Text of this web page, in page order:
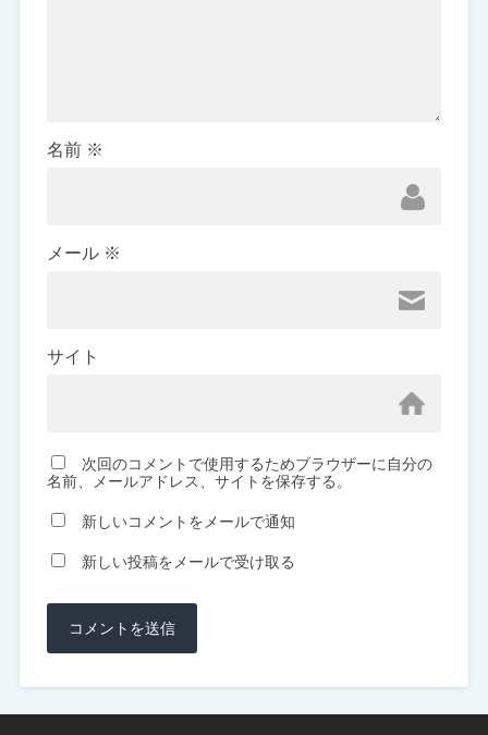
名前 ※
メール ※
サイト
次回のコメントで使用するためブラウザーに自分の
名前、メールアドレス、サイトを保存する。
新しいコメントをメールで通知
新しい投稿をメールで受け取る